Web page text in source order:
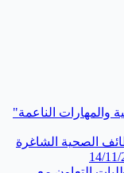
والمهارات الناعمة"
الصحية الشاغرة
14/11/